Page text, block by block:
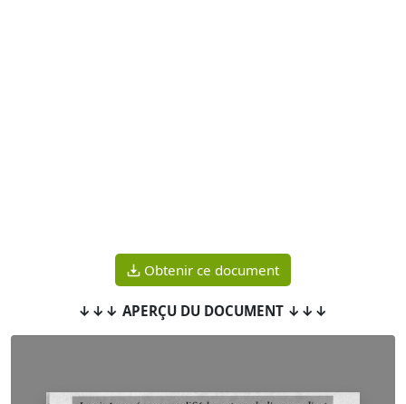
Obtenir ce document
↓↓↓ APERÇU DU DOCUMENT ↓↓↓